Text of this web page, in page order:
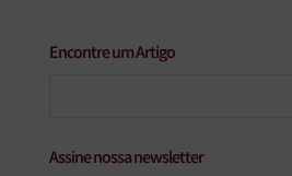
Encontre um Artigo
Assine nossa newsletter